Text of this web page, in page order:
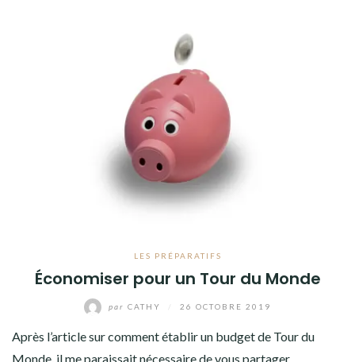
LES PRÉPARATIFS
Économiser pour un Tour du Monde
par CATHY 26 OCTOBRE 2019
Après l’article sur comment établir un budget de Tour du
Monde, il me paraissait nécessaire de vous partager